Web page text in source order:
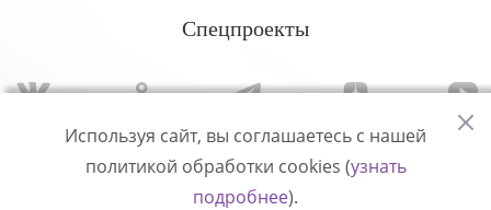
Спецпроекты
Политика конфиденциальности
Используя сайт, вы соглашаетесь с нашей
политикой обработки cookies (узнать
подробнее).